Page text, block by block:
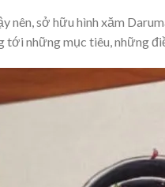
nên, sở hữu hình xăm
tới những mục tiêu, những